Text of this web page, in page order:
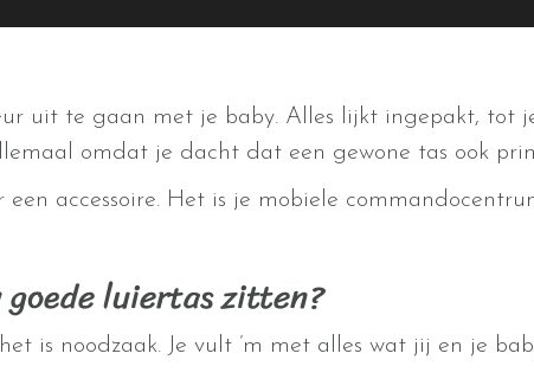
uit te gaan met je baby. Alles lijkt ingepakt, tot
omdat je dacht dat een gewone tas ook
een accessoire. Het is je mobiele
luiertas zitten?
is noodzaak. Je vult ’m met alles wat jij en je